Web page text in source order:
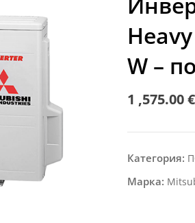
W –
1 ,575.00€
Категория:
Марка: